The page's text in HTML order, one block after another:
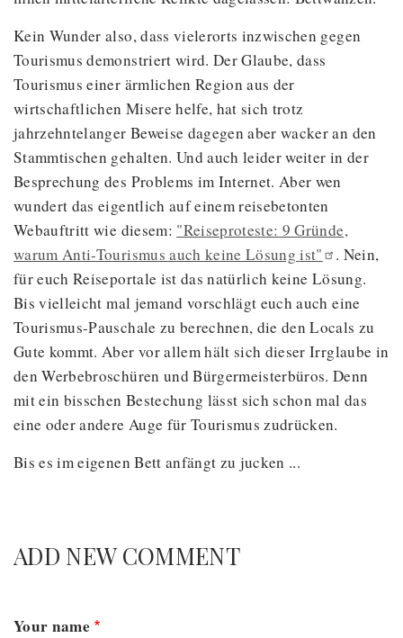
Kein Wunder also, dass vielerorts inzwischen gegen
Tourismus demonstriert wird. Der Glaube, dass
Tourismus einer ärmlichen Region aus der
wirtschaftlichen Misere helfe, hat sich trotz
jahrzehntelanger Beweise dagegen aber wacker an den
Stammtischen gehalten. Und auch leider weiter in der
Besprechung des Problems im Internet. Aber wen
wundert das eigentlich auf einem reisebetonten
Webauftritt wie diesem: "Reiseproteste: 9 Gründe,
warum Anti-Tourismus auch keine Lösungist"
. Nein,
für euch Reiseportale ist das natürlich keine Lösung.
Bis vielleicht mal jemand vorschlägt euch auch eine
Tourismus-Pauschale zu berechnen, die den Locals zu
Gute kommt. Aber vor allem hält sich dieser Irrglaube in
den Werbebroschüren und Bürgermeisterbüros. Denn
mit ein bisschen Bestechung lässt sich schon mal das
eine oder andere Auge für Tourismus zudrücken.
Bis es im eigenen Bett anfängt zu jucken ...
ADD NEW COMMENT
Your name